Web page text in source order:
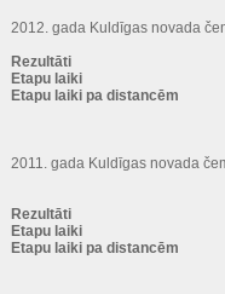
2012. gada Kuldīgas novada
Rezultāti
Etapu laiki
Etapu laiki pa distancēm
2011. gada Kuldīgas novada
Rezultāti
Etapu laiki
Etapu laiki pa distancēm